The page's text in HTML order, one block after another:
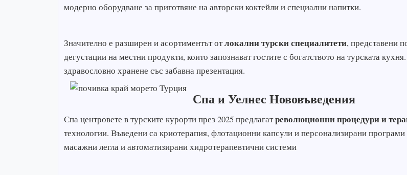
модерно оборудване за приготвяне на авторски коктейли и специални напитки.
Значително е разширен и асортиментът отлокални турски специалитети, представени
дегустации на местни продукти, които запознават гостите с богатството на турската
здравословно хранене със забавна презентация.
Спа и Уелнес Нововъведения
Спа центровете в турските курорти през 2025 предлагатреволюционни процедури и
технологии. Въведени са криотерапия, флотационни капсули и персонализирани
масажни легла и автоматизирани хидротерапевтични системи